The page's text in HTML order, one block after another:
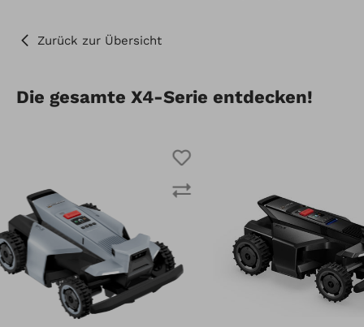
Zurück zur Übersicht
Die gesamte X4-Serie entdecken!